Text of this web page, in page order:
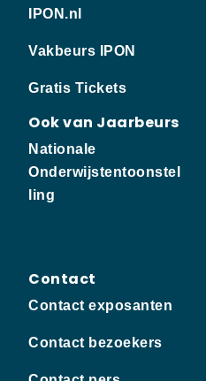
IPON.nl
Vakbeurs IPON
Gratis Tickets
Ook van Jaarbeurs
Nationale
Onderwijstentoonstel
ling
Contact
Contact exposanten
Contact bezoekers